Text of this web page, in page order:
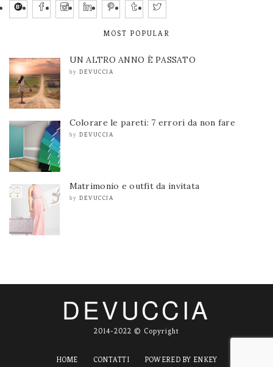
MOST POPULAR
UN ALTRO ANNO È PASSATO
by DEVUCCIA
Colorare le pareti: 7 errori da non fare
by DEVUCCIA
Matrimonio e outfit da invitata
by DEVUCCIA
DEVUCCIA
2014-2022 © Copyright
HOME CONTATTI POWERED BY ENKEY